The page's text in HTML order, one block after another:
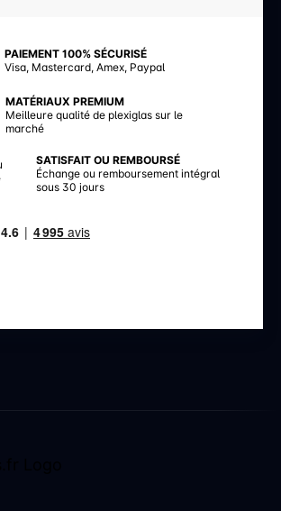
PAIEMENT 100% SÉCURISÉ
Visa, Mastercard, Amex, Paypal
MATÉRIAUX PREMIUM
Meilleure qualité de plexiglas sur le
marché
SATISFAIT OU REMBOURSÉ
Échange ou remboursement intégral
sous 30 jours